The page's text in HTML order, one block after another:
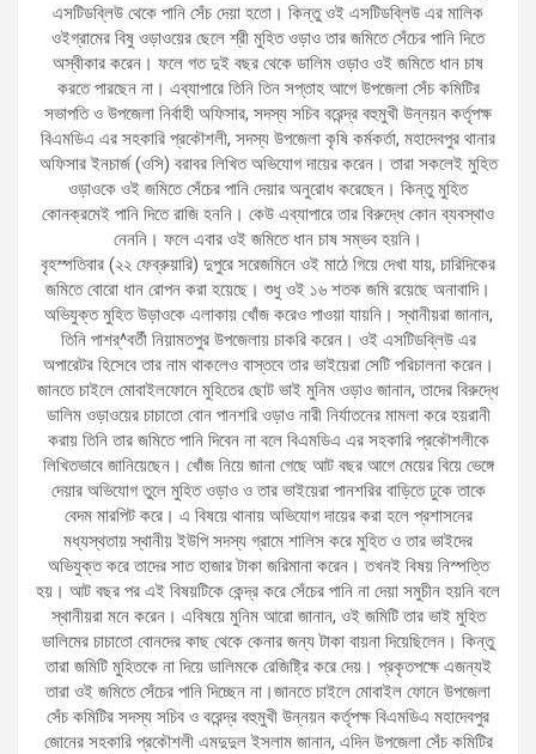
এসটিডব্লিউ থেকে পানি সেঁচ দেয়া হতো। কিন্তু ওই এসটিডব্লিউ এর মালিক
ওইগ্রামের বিষু ওড়াওয়ের ছেলে শ্রী মুহিত ওড়াও তার জমিতে সেঁচের পানি দিতে
অস্বীকার করেন। ফলে গত দুই বছর থেকে ডালিম ওড়াও ওই জমিতে ধান চাষ
করতে পারছেন না। এব্যাপারে তিনি তিন সপ্তাহ আগে উপজেলা সেঁচ কমিটির
সভাপতি ও উপজেলা নির্বাহী অফিসার, সদস্য সচিব বরেন্দ্র বহুমুখী উন্নয়ন কর্তৃপক্ষ
বিএমডিএ এর সহকারি প্রকৌশলী, সদস্য উপজেলা কৃষি কর্মকর্তা, মহাদেবপুর থানার
অফিসার ইনচার্জ (ওসি) বরাবর লিখিত অভিযোগ দায়ের করেন। তারা সকলেই মুহিত
ওড়াওকে ওই জমিতে সেঁচের পানি দেয়ার অনুরোধ করেছেন। কিন্তু মুহিত
কোনক্রমেই পানি দিতে রাজি হননি। কেউ এব্যাপারে তার বিরুদ্ধে কোন ব্যবস্থাও
নেননি। ফলে এবার ওই জমিতে ধান চাষ সম্ভব হয়নি।
বৃহস্পতিবার (২২ ফেব্রুয়ারি) দুপুরে সরেজমিনে ওই মাঠে গিয়ে দেখা যায়, চারিদিকের
জমিতে বোরো ধান রোপন করা হয়েছে। শুধু ওই ১৬ শতক জমি রয়েছে অনাবাদি।
অভিযুক্ত মুহিত উড়াওকে এলাকায় খোঁজ করেও পাওয়া যায়নি। স্থানীয়রা জানান,
তিনি পাশর্^বর্তী নিয়ামতপুর উপজেলায় চাকরি করেন। ওই এসটিডব্লিউ এর
অপারেটর হিসেবে তার নাম থাকলেও বাস্তবে তার ভাইয়েরা সেটি পরিচালনা করেন।
জানতে চাইলে মোবাইলফোনে মুহিতের ছোট ভাই মুনিম ওড়াও জানান, তাদের বিরুদ্ধে
ডালিম ওড়াওয়ের চাচাতো বোন পানশরি ওড়াও নারী নির্যাতনের মামলা করে হয়রানী
করায় তিনি তার জমিতে পানি দিবেন না বলে বিএমডিএ এর সহকারি প্রকৌশলীকে
লিখিতভাবে জানিয়েছেন। খোঁজ নিয়ে জানা গেছে আট বছর আগে মেয়ের বিয়ে ভেঙ্গে
দেয়ার অভিযোগ তুলে মুহিত ওড়াও ও তার ভাইয়েরা পানশরির বাড়িতে ঢুকে তাকে
বেদম মারপিট করে। এ বিষয়ে থানায় অভিযোগ দায়ের করা হলে প্রশাসনের
মধ্যস্থতায় স্থানীয় ইউপি সদস্য গ্রামে শালিস করে মুহিত ও তার ভাইদের
অভিযুক্ত করে তাদের সাত হাজার টাকা জরিমানা করেন। তখনই বিষয় নিস্পত্তি
হয়। আট বছর পর এই বিষয়টিকে কেন্দ্র করে সেঁচের পানি না দেয়া সমুচীন হয়নি বলে
স্থানীয়রা মনে করেন। এবিষয়ে মুনিম আরো জানান, ওই জমিটি তার ভাই মুহিত
ডালিমের চাচাতো বোনদের কাছ থেকে কেনার জন্য টাকা বায়না দিয়েছিলেন। কিন্তু
তারা জমিটি মুহিতকে না দিয়ে ডালিমকে রেজিষ্ট্রি করে দেয়। প্রকৃতপক্ষে এজন্যই
তারা ওই জমিতে সেঁচের পানি দিচ্ছেন না।জানতে চাইলে মোবাইল ফোনে উপজেলা
সেঁচ কমিটির সদস্য সচিব ও বরেন্দ্র বহুমুখী উন্নয়ন কর্তৃপক্ষ বিএমডিএ মহাদেবপুর
জোনের সহকারি প্রকৌশলী এমদুদুল ইসলাম জানান, এদিন উপজেলা সেঁচ কমিটির